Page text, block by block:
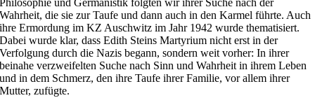
Philosophie und Germanistik folgten wir ihrer Suche nach der
Wahrheit, die sie zur Taufe und dann auch in den Karmel führte. Auch
ihre Ermordung im KZ Auschwitz im Jahr 1942 wurde thematisiert.
Dabei wurde klar, dass Edith Steins Martyrium nicht erst in der
Verfolgung durch die Nazis begann, sondern weit vorher: In ihrer
beinahe verzweifelten Suche nach Sinn und Wahrheit in ihrem Leben
und in dem Schmerz, den ihre Taufe ihrer Familie, vor allem ihrer
Mutter, zufügte.